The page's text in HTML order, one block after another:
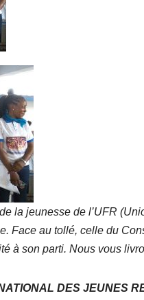
la jeunesse de l’UFR
Face au tollé, celle du
à son parti. Nous vous
DES JEUNES